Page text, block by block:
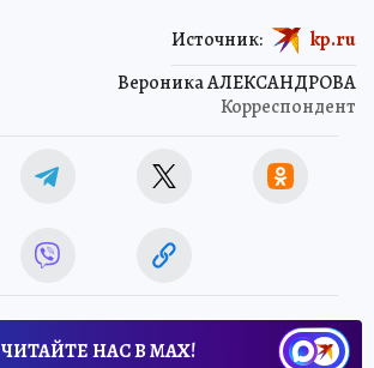
Вероника АЛЕКСАНДРОВА
Корреспондент
Источник: kp.ru
ЧИТАЙТЕ НАС В МАХ!